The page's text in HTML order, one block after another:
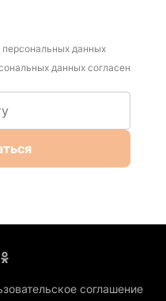
данных
данных согласен
соглашение